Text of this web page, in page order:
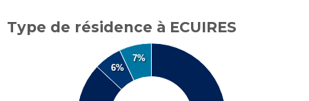
Type de résidence à ECUIRES
6%
7%